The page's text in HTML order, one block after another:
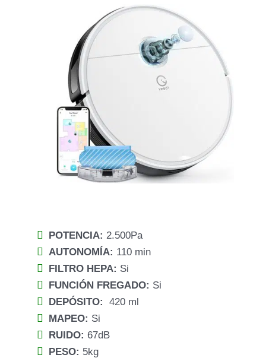
POTENCIA: 2.500Pa
AUTONOMÍA: 110 min
FILTRO HEPA: Si
FUNCIÓN FREGADO: Si
DEPÓSITO:
420 ml
MAPEO: Si
RUIDO: 67dB
PESO: 5kg